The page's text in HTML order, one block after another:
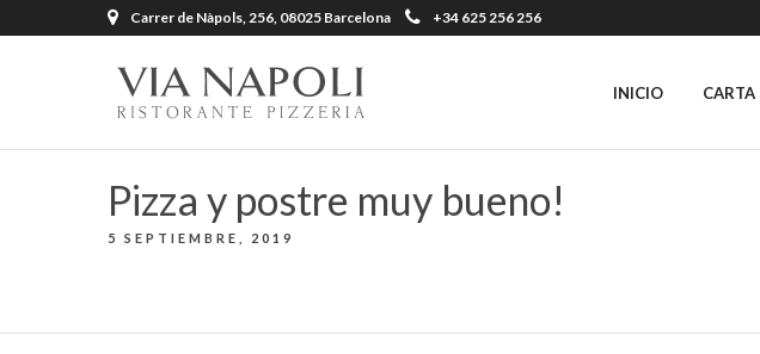
Carrer de Nàpols, 256, 08025 Barcelona +34 625 256 256
INICIO CARTA
Pizza y postre muy bueno!
5 SEPTIEMBRE, 2019